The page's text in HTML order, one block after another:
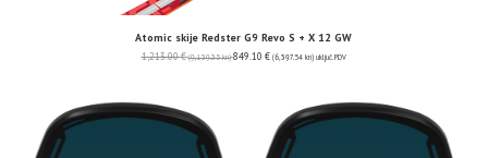
Atomic skije Redster G9 Revo S + X 12 GW
1,213.00€ (9,139.35 kn) 849.10 € (6,397.54 kn) uključ. PDV